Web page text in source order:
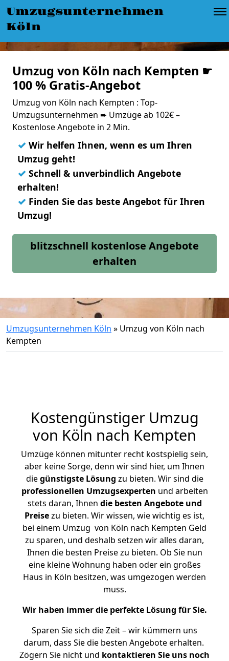
Umzugsunternehmen
Köln
Umzug von Köln nach Kempten ☛
100 % Gratis-Angebot
Umzug von Köln nach Kempten : Top-
Umzugsunternehmen ➨ Umzüge ab 102€ –
Kostenlose Angebote in 2 Min.
✓ Wir helfen Ihnen, wenn es um Ihren
Umzug geht!
✓ Schnell & unverbindlich Angebote
erhalten!
✓ Finden Sie das beste Angebot für Ihren
Umzug!
blitzschnell kostenlose Angebote
erhalten
Umzugsunternehmen Köln » Umzug von Köln nach
Kempten
Kostengünstiger Umzug
von Köln nach Kempten
Umzüge können mitunter recht kostspielig sein,
aber keine Sorge, denn wir sind hier, um Ihnen
diegünstigste Lösung zu bieten. Wir sind die
professionellen Umzugsexperten und arbeiten
stets daran, Ihnen die besten Angebote und
Preisezu bieten. Wir wissen, wie wichtig es ist,
bei einem Umzug von Köln nach Kempten Geld
zu sparen, und deshalb setzen wir alles daran,
Ihnen die besten Preise zu bieten. Ob Sie nun
eine kleine Wohnung haben oder ein großes
Haus in Köln besitzen, was umgezogen werden
muss.
Wir haben immer die perfekte Lösung für Sie.
Sparen Sie sich die Zeit – wir kümmern uns
darum, dass Sie die besten Angebote erhalten.
Zögern Sie nicht und kontaktieren Sie uns noch